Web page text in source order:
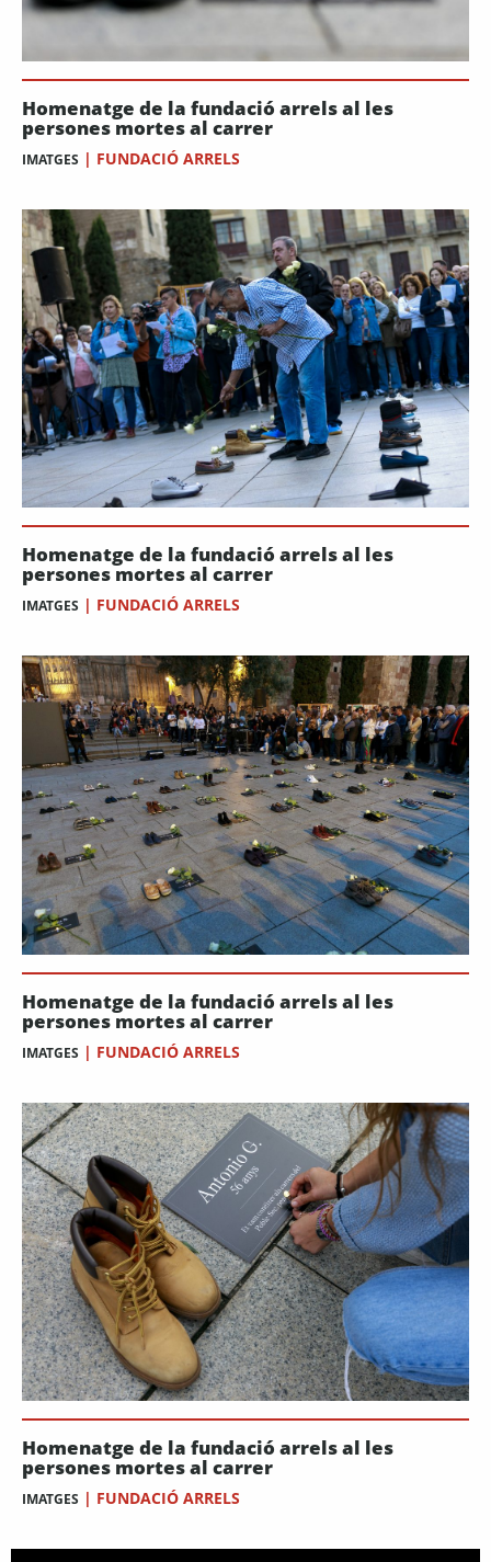
Homenatge de la fundació arrels al les
persones mortes al carrer
IMATGES | FUNDACIÓ ARRELS
Homenatge de la fundació arrels al les
persones mortes al carrer
IMATGES | FUNDACIÓ ARRELS
Homenatge de la fundació arrels al les
persones mortes al carrer
IMATGES | FUNDACIÓ ARRELS
Homenatge de la fundació arrels al les
persones mortes al carrer
IMATGES | FUNDACIÓ ARRELS